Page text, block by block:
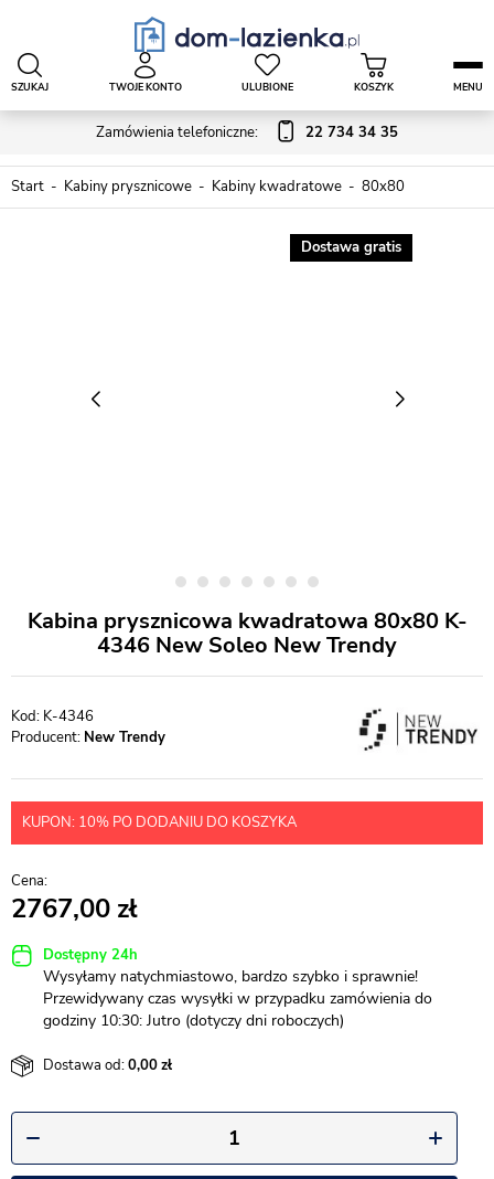
Zamówienia telefoniczne: 22 734 34 35
SZUKAJ TWOJE KONTO ULUBIONE KOSZYK MENU
Start Kabiny prysznicowe Kabiny kwadratowe 80x80
Dostawa gratis
Kabina prysznicowa kwadratowa 80x80 K-
4346 New Soleo New Trendy
K-4346
Producent: New Trendy
KUPON: 10% PO DODANIU DO KOSZYKA
2767,00
Dostępny 24h
Wysyłamy natychmiastowo, bardzo szybko i sprawnie!
Przewidywany czas wysyłki w przypadku zamówienia do
godziny 10:30: Jutro (dotyczy dni roboczych)
Dostawa od:0,00